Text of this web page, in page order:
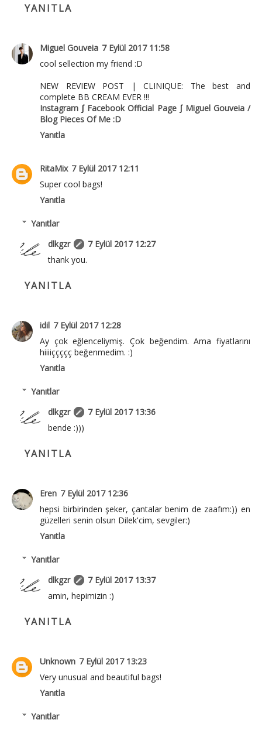
YANITLA
Miguel Gouveia 7 Eylül 2017 11:58
cool sellection my friend :D
NEW REVIEW POST | CLINIQUE: The best and
complete BB CREAM EVER !!!
Instagram ∫ Facebook Official Page∫ Miguel Gouveia /
Blog Pieces Of Me :D
Yanıtla
RitaMix 7 Eylül 2017 12:11
Super cool bags!
Yanıtla
Yanıtlar
dlkgzr
7 Eylül 2017 12:27
thank you.
YANITLA
idil 7 Eylül 2017 12:28
Ay çok eğlenceliymiş. Çok beğendim. Ama fiyatlarını
hiiiiççççç beğenmedim. :)
Yanıtla
Yanıtlar
dlkgzr
7 Eylül 2017 13:36
bende :)))
YANITLA
Eren 7 Eylül 2017 12:36
hepsi birbirinden şeker, çantalar benim de zaafım:)) en
güzelleri senin olsun Dilek'cim, sevgiler:)
Yanıtla
Yanıtlar
dlkgzr
7 Eylül 2017 13:37
amin, hepimizin :)
YANITLA
Unknown 7 Eylül 2017 13:23
Very unusual and beautiful bags!
Yanıtla
Yanıtlar